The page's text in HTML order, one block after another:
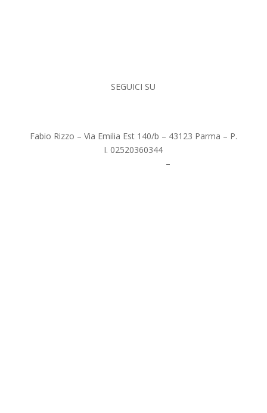
SEGUICI SU
Fabio Rizzo – Via Emilia Est 140/b – 43123 Parma – P.
I. 02520360344
–